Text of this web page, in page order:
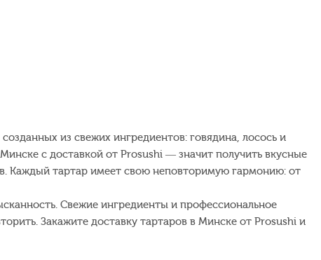
из свежих ингредиентов: говядина, лосось и
с доставкой от Prosushi — значит получить вкусные
Каждый тартар имеет свою неповторимую гармонию: от
Свежие ингредиенты и профессиональное
Закажите доставку тартаров в Минске от Prosushi и